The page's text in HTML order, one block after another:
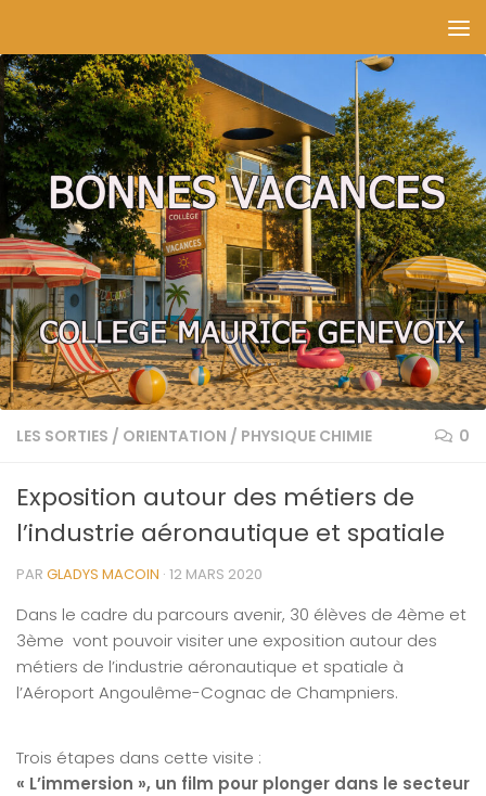
LES SORTIES / ORIENTATION / PHYSIQUE CHIMIE 0
Exposition autour des métiers de
l’industrie aéronautique et spatiale
PAR GLADYS MACOIN · 12 MARS 2020
Dans le cadre du parcours avenir, 30 élèves de 4ème et
3ème vont pouvoir visiter une exposition autour des
métiers de l’industrie aéronautique et spatiale à
l’Aéroport Angoulême-Cognac de Champniers.
Trois étapes dans cette visite :
« L’immersion », un film pour plonger dans le secteur